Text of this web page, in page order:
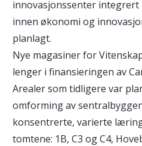
innovasjonssenter integrert
innen økonomi og
planlagt.
Nye magasiner for
lenger i finansieringen av
Arealer som tidligere var
omforming av
konsentrerte, varierte
tomtene: 1B, C3 og C4,